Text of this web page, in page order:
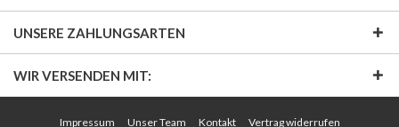
UNSERE ZAHLUNGSARTEN
WIR VERSENDEN MIT:
Impressum Unser Team Kontakt Vertrag widerrufen